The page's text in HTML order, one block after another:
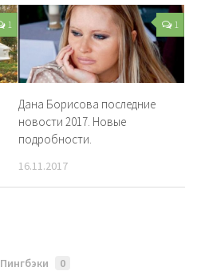
1 1
Дана Борисова последние
новости 2017. Новые
подробности.
16.11.2017
Пингбэки 0